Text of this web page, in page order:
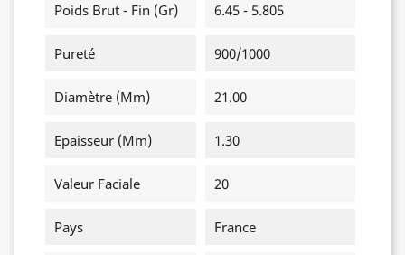
Poids Brut - Fin (gr) 6.45 - 5.805
Pureté 900/1000
Diamètre (mm) 21.00
Epaisseur (mm) 1.30
Valeur Faciale 20
Pays France